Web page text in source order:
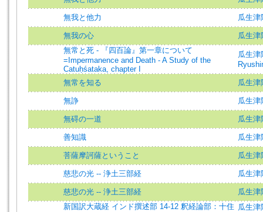
無我と他力 瓜生津
無我の心
瓜生津
無常と死 - 『四百論』第一章について
=Impermanence and Death - A Study of the
Catuḥśataka, chapter I
瓜生津
無常を知る 瓜生津
無諍 瓜生津
無碍の一道 瓜生津
善知識 瓜生津
菩薩摩訶薩ということ 瓜生津
慈悲の光 -- 浄土三部経 瓜生津
慈悲の光 -- 浄土三部経
瓜生
新国訳大蔵経 インド撰述部 14-12 釈経論部：十住 瓜生津